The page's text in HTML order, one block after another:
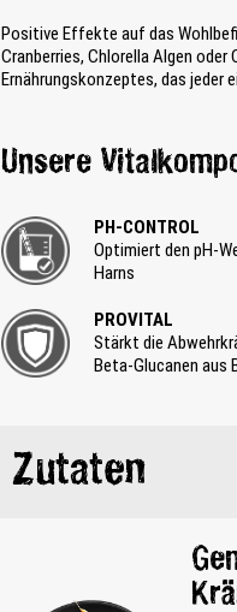
Positive Effekte auf das
Cranberries, Chlorella Algen
Ernährungskonzeptes, das jeder
Unsere
PH-CONTROL
Optimiert den pH-
Harns
PROVITAL
Stärkt die
Beta-Glucanen aus
Zutaten